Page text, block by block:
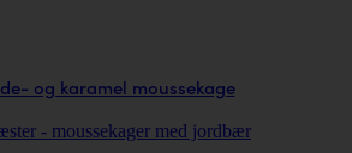
og karamel moussekage